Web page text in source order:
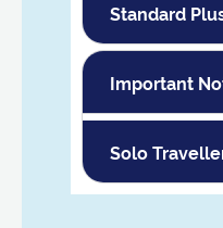
Standard
Important
Solo